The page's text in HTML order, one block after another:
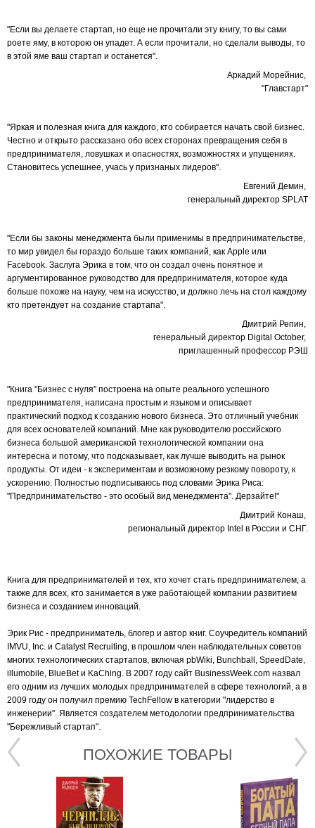
"Если вы делаете стартап, но еще не прочитали эту книгу, то вы сами
роете яму, в которою он упадет. А если прочитали, но сделали выводы, то
в этой яме ваш стартап и останется".
Аркадий Морейнис,
"Главстарт"
"Яркая и полезная книга для каждого, кто собирается начать свой бизнес.
Честно и открыто рассказано обо всех сторонах превращения себя в
предпринимателя, ловушках и опасностях, возможностях и упущениях.
Становитесь успешнее, учась у признаных лидеров".
Евгений Демин,
генеральный директор SPLAT
"Если бы законы менеджмента были применимы в предпринимательстве,
то мир увидел бы гораздо больше таких компаний, как Apple или
Facebook. Заслуга Эрика в том, что он создал очень понятное и
аргументированное руководство для предпринимателя, которое куда
больше похоже на науку, чем на искусство, и должно лечь на стол каждому
кто претендует на создание стартапа".
Дмитрий Репин,
генеральный директор Digital October,
приглашенный профессор РЭШ
"Книга "Бизнес с нуля" построена на опыте реального успешного
предпринимателя, написана простым и языком и описывает
практический подход к созданию нового бизнеса. Это отличный учебник
для всех основателей компаний. Мне как руководителю российского
бизнеса большой американской технологической компании она
интересна и потому, что подсказывает, как лучше выводить на рынок
продукты. От идеи - к экспериментам и возможному резкому повороту, к
ускорению. Полностью подписываюсь под словами Эрика Риса:
"Предпринимательство - это особый вид менеджмента". Дерзайте!"
Дмитрий Конаш,
региональный директор Intel в России и СНГ.
Книга для предпринимателей и тех, кто хочет стать предпринимателем, а
также для всех, кто занимается в уже работающей компании развитием
бизнеса и созданием инноваций.
Эрик Рис - предприниматель, блогер и автор книг. Соучредитель компаний
IMVU, Inc. и Catalyst Recruiting, в прошлом член наблюдательных советов
многих технологических стартапов, включая pbWiki, Bunchball, SpeedDate,
illumobile, BlueBet и KaChing. В 2007 году сайт BusinessWeek.com назвал
его одним из лучших молодых предпринимателей в сфере технологий, а в
2009 году он получил премию TechFellow в категории "лидерство в
инженерии". Является создателем методологии предпринимательства
"Бережливый стартап".
ПОХОЖИЕ ТОВАРЫ